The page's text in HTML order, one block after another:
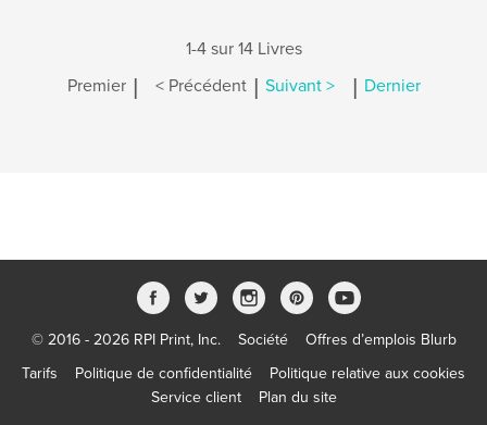
1-4 sur 14 Livres
Premier | < Précédent | Suivant > | Dernier
© 2016 - 2026 RPI Print, Inc. Société
Offres d’emplois Blurb
Tarifs
Politique de confidentialité
Politique relative aux cookies
Service client
Plan du site